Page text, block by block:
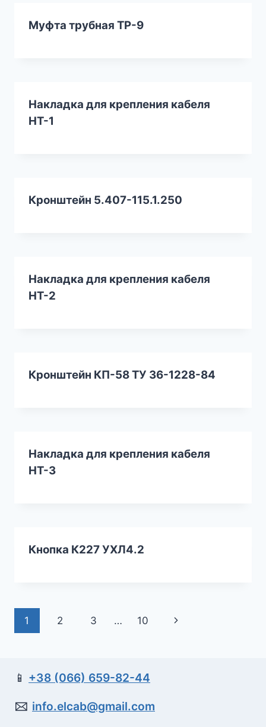
Муфта трубная ТР-9
Накладка для крепления кабеля
НТ-1
Кронштейн 5.407-115.1.250
Накладка для крепления кабеля
НТ-2
Кронштейн КП-58 ТУ 36-1228-84
Накладка для крепления кабеля
НТ-3
Кнопка К227 УХЛ4.2
Навигация
страницам
1 2 3 … 10
Следующая
📱 +38 (066) 659-82-44
🖂 info.elcab@gmail.com